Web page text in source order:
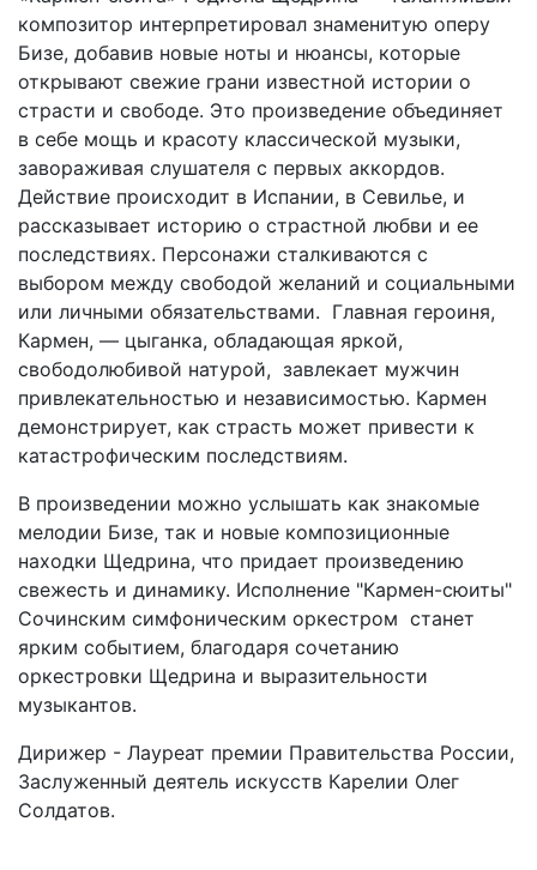
композитор интерпретировал знаменитую оперу
Бизе, добавив новые ноты и нюансы, которые
открывают свежие грани известной истории о
страсти и свободе. Это произведение объединяет
в себе мощь и красоту классической музыки,
завораживая слушателя с первых аккордов.
Действие происходит в Испании, в Севилье, и
рассказывает историю о страстной любви и ее
последствиях. Персонажи сталкиваются с
выбором между свободой желаний и социальными
или личными обязательствами. Главная героиня,
Кармен, — цыганка, обладающая яркой,
свободолюбивой натурой, завлекает мужчин
привлекательностью и независимостью. Кармен
демонстрирует, как страсть может привести к
катастрофическим последствиям.
В произведении можно услышать как знакомые
мелодии Бизе, так и новые композиционные
находки Щедрина, что придает произведению
свежесть и динамику. Исполнение "Кармен-сюиты"
Сочинским симфоническим оркестром станет
ярким событием, благодаря сочетанию
оркестровки Щедрина и выразительности
музыкантов.
Дирижер - Лауреат премии Правительства России,
Заслуженный деятель искусств Карелии Олег
Солдатов.